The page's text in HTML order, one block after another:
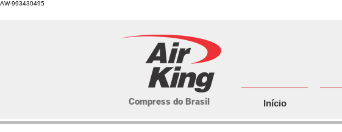
AW-993430495
Compress do Brasil Início